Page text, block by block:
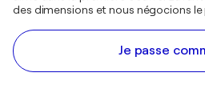
des dimensions et nous négocions le
Je passe